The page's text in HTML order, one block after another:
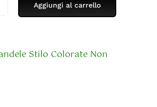
Aggiungi al carrello
Stilo Colorate Non